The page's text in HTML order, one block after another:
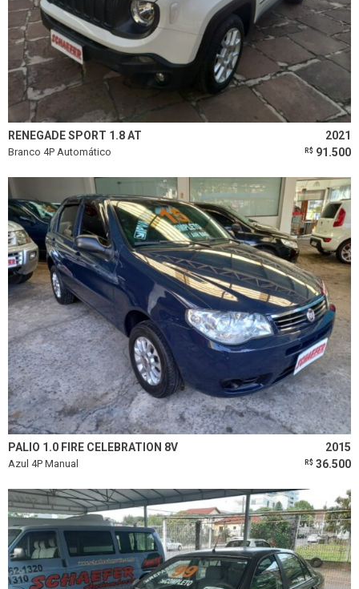
RENEGADE SPORT 1.8 AT 2021
Branco 4P Automático R$ 91.500
PALIO 1.0 FIRE CELEBRATION 8V 2015
Azul 4P Manual R$ 36.500